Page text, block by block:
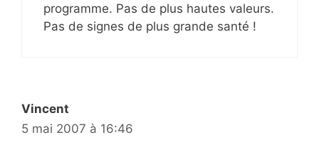
programme. Pas de plus hautes valeurs.
Pas de signes de plus grande santé !
Vincent
5 mai 2007 à 16:46